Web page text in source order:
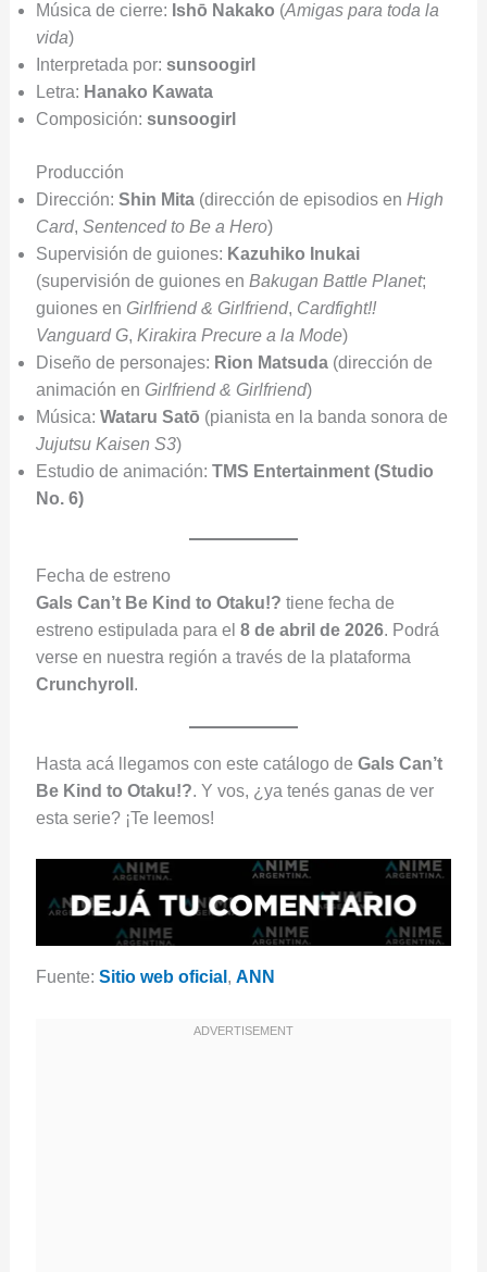
Música de cierre: Ishō Nakako (Amigas para toda la
vida)
Interpretada por: sunsoogirl
Letra: Hanako Kawata
Composición: sunsoogirl
Producción
Dirección: Shin Mita(dirección de episodios en High
Card, Sentenced to Be a Hero)
Supervisión de guiones: Kazuhiko Inukai
(supervisión de guiones en Bakugan Battle Planet;
guiones en Girlfriend & Girlfriend, Cardfight!!
Vanguard G, Kirakira Precure a la Mode)
Diseño de personajes: Rion Matsuda(dirección de
animación en Girlfriend & Girlfriend)
Música: Wataru Satō (pianista en la banda sonora de
Jujutsu Kaisen S3)
Estudio de animación: TMS Entertainment (Studio
No. 6)
Fecha de estreno
Gals Can’t Be Kind to Otaku!? tiene fecha de
estreno estipulada para el 8 de abril de 2026. Podrá
verse en nuestra región a través de la plataforma
Crunchyroll .
Hasta acá llegamos con este catálogo de Gals Can’t
Be Kind to Otaku!?. Y vos, ¿ya tenés ganas de ver
esta serie? ¡Te leemos!
Fuente: Sitio web oficial , ANN